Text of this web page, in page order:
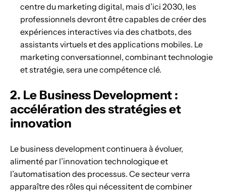
centre du marketing digital, mais d’ici 2030, les
professionnels devront être capables de créer des
expériences interactives via des chatbots, des
assistants virtuels et des applications mobiles. Le
marketing conversationnel, combinant technologie
et stratégie, sera une compétence clé.
2. Le Business Development :
accélération des stratégies et
innovation
Le business development continuera à évoluer,
alimenté par l’innovation technologique et
l’automatisation des processus. Ce secteur verra
apparaître des rôles qui nécessitent de combiner